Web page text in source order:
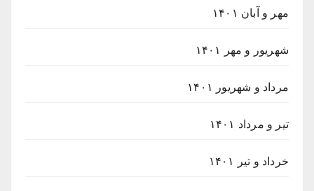
مهر و آبان ۱۴۰۱
شهریور و مهر ۱۴۰۱
مرداد و شهریور ۱۴۰۱
تیر و مرداد ۱۴۰۱
خرداد و تیر ۱۴۰۱